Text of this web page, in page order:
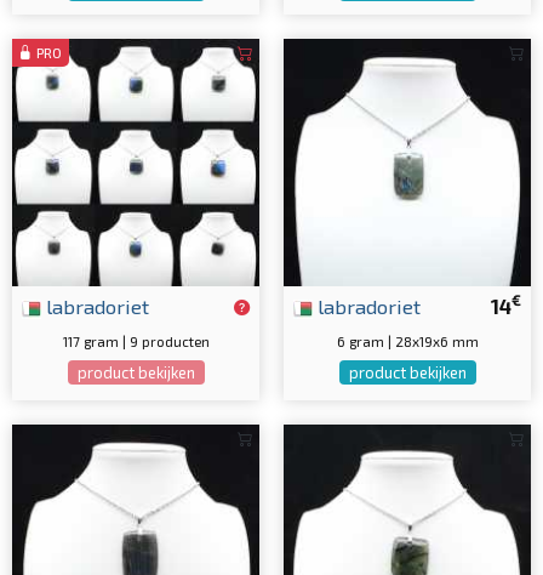
PRO
labradoriet
117 gram | 9 producten
product bekijken
14€
labradoriet
6 gram | 28x19x6 mm
product bekijken